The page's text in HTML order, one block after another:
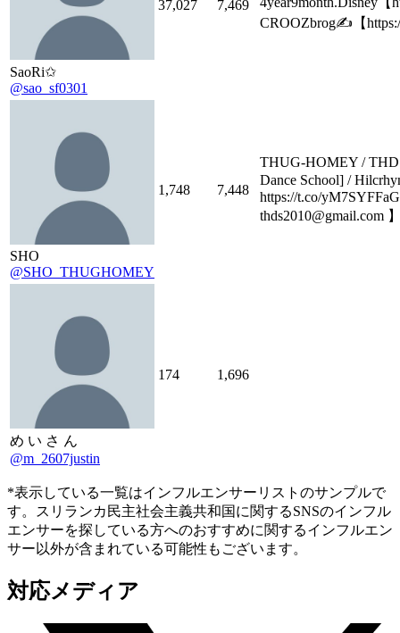
SaoRi✩
@sao_sf0301
37,027 7,469
CROOZbrog✍️【
SHO
@SHO_THUGHOMEY
1,748 7,448
THUG-HOMEY /
Dance School] /
https://t.co/
thds2010@gmail.com
め い さ ん
@m_2607justin
174 1,696
*表示している一覧はインフルエンサーリストのサンプルで
す。スリランカ民主社会主義共和国に関するSNSのインフル
エンサーを探している方へのおすすめに関するインフルエン
サー以外が含まれている可能性もございます。
対応メディア